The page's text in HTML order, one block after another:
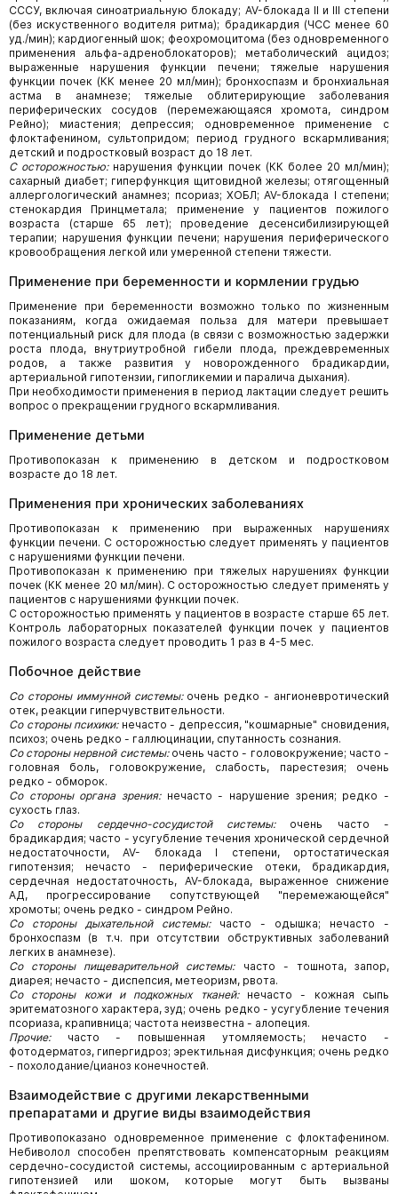
СССУ, включая синоатриальную блокаду; AV-блокада II и III степени
(без искуственного водителя ритма); брадикардия (ЧСС менее 60
уд./мин); кардиогенный шок; феохромоцитома (без одновременного
применения альфа-адреноблокаторов); метаболический ацидоз;
выраженные нарушения функции печени; тяжелые нарушения
функции почек (КК менее 20 мл/мин); бронхоспазм и бронхиальная
астма в анамнезе; тяжелые облитерирующие заболевания
периферических сосудов (перемежающаяся хромота, синдром
Рейно); миастения; депрессия; одновременное применение с
флоктафенином, сультопридом; период грудного вскармливания;
детский и подростковый возраст до 18 лет.
С осторожностью:нарушения функции почек (КК более 20 мл/мин);
сахарный диабет; гиперфункция щитовидной железы; отягощенный
аллергологический анамнез; псориаз; ХОБЛ; AV-блокада I степени;
стенокардия Принцметала; применение у пациентов пожилого
возраста (старше 65 лет); проведение десенсибилизирующей
терапии; нарушения функции печени; нарушения периферического
кровообращения легкой или умеренной степени тяжести.
Применение при беременности и кормлении грудью
Применение при беременности возможно только по жизненным
показаниям, когда ожидаемая польза для матери превышает
потенциальный риск для плода (в связи с возможностью задержки
роста плода, внутриутробной гибели плода, преждевременных
родов, а также развития у новорожденного брадикардии,
артериальной гипотензии, гипогликемии и паралича дыхания).
При необходимости применения в период лактации следует решить
вопрос о прекращении грудного вскармливания.
Применение детьми
Противопоказан к применению в детском и подростковом
возрасте до 18 лет.
Применения при хронических заболеваниях
Противопоказан к применению при выраженных нарушениях
функции печени. С осторожностью следует применять у пациентов
с нарушениями функции печени.
Противопоказан к применению при тяжелых нарушениях функции
почек (КК менее 20 мл/мин). С осторожностью следует применять у
пациентов с нарушениями функции почек.
С осторожностью применять у пациентов в возрасте старше 65 лет.
Контроль лабораторных показателей функции почек у пациентов
пожилого возраста следует проводить 1 раз в 4-5 мес.
Побочное действие
Со стороны иммунной системы: очень редко - ангионевротический
отек, реакции гиперчувствительности.
Со стороны психики: нечасто - депрессия, "кошмарные" сновидения,
психоз; очень редко - галлюцинации, спутанность сознания.
Со стороны нервной системы: очень часто - головокружение; часто -
головная боль, головокружение, слабость, парестезия; очень
редко - обморок.
Со стороны органа зрения: нечасто - нарушение зрения; редко -
сухость глаз.
Со стороны сердечно-сосудистой системы: очень часто -
брадикардия; часто - усугубление течения хронической сердечной
недостаточности, AV- блокада I степени, ортостатическая
гипотензия; нечасто - периферические отеки, брадикардия,
сердечная недостаточность, AV-блокада, выраженное снижение
АД, прогрессирование сопутствующей "перемежающейся"
хромоты; очень редко - синдром Рейно.
Со стороны дыхательной системы: часто - одышка; нечасто -
бронхоспазм (в т.ч. при отсутствии обструктивных заболеваний
легких в анамнезе).
Со стороны пищеварительной системы:часто - тошнота, запор,
диарея; нечасто - диспепсия, метеоризм, рвота.
Со стороны кожи и подкожных тканей: нечасто - кожная сыпь
эритематозного характера, зуд; очень редко - усугубление течения
псориаза, крапивница; частота неизвестна - алопеция.
Прочие: часто - повышенная утомляемость; нечасто -
фотодерматоз, гипергидроз; эректильная дисфункция; очень редко
- похолодание/цианоз конечностей.
Взаимодействие с другими лекарственными
препаратами и другие виды взаимодействия
Противопоказано одновременное применение с флоктафенином.
Небиволол способен препятствовать компенсаторным реакциям
сердечно-сосудистой системы, ассоциированным с артериальной
гипотензией или шоком, которые могут быть вызваны